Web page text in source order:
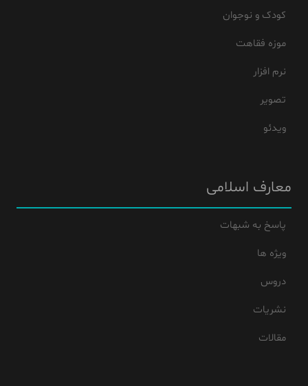
کودک و نوجوان
موزه فقاهت
نرم افزار
تصویر
ویدئو
معارف اسلامی
پاسخ به شبهات
ویژه ها
دروس
نشریات
مقالات